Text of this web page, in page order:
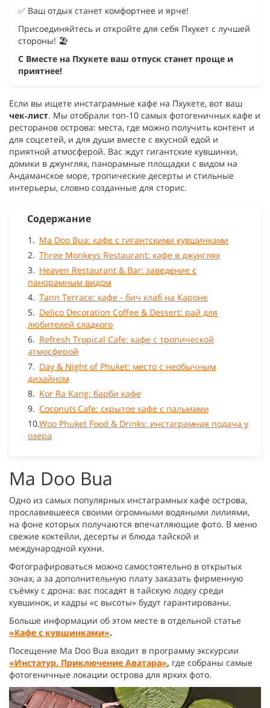
✅ Ваш отдых станет комфортнее и ярче!
Присоединяйтесь и откройте для себя Пхукет с лучшей
стороны! 🏖️
С Вместе на Пхукете ваш отпуск станет проще и
приятнее!
Если вы ищете инстаграмные кафе на Пхукете, вот ваш
чек‑лист. Мы отобрали топ‑10 самых фотогеничных кафе и
ресторанов острова: места, где можно получить контент и
для соцсетей, и для души вместе с вкусной едой и
приятной атмосферой. Вас ждут гигантские кувшинки,
домики в джунглях, панорамные площадки с видом на
Андаманское море, тропические десерты и стильные
интерьеры, словно созданные для сторис.
Содержание
Ma Doo Bua: кафе с гигантскими кувшинками
Three Monkeys Restaurant: кафе в джунглях
Heaven Restaurant & Bar: заведение с
панорамным видом
Tann Terrace: кафе - бич клаб на Кароне
Delico Decoration Coffee & Dessert: рай для
любителей сладкого
Refresh Tropical Cafe: кафе с тропической
атмосферой
Day & Night of Phuket: место с необычным
дизайном
Kor Ra Kang: барби кафе
Coconuts Cafe: скрытое кафе c пальмами
Woo Phuket Food & Drinks: инстаграмная подача у
озера
Ma Doo Bua
Одно из самых популярных инстаграмных кафе острова,
прославившееся своими огромными водяными лилиями,
на фоне которых получаются впечатляющие фото. В меню
свежие коктейли, десерты и блюда тайской и
международной кухни.
Фотографироваться можно самостоятельно в открытых
зонах, а за дополнительную плату заказать фирменную
съёмку с дрона: вас посадят в тайскую лодку среди
кувшинок, и кадры «с высоты» будут гарантированы.
Больше информации об этом месте в отдельной статье
«Кафе с кувшинками».
Посещение Ma Doo Bua входит в программу экскурсии
«Инстатур. Приключение Аватара», где собраны самые
фотогеничные локации острова для ярких фото.